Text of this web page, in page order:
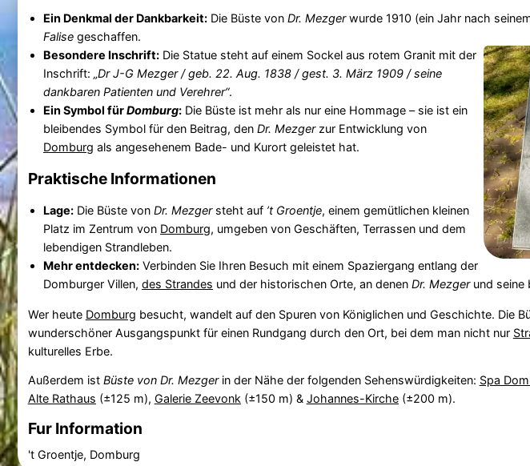
Ein Denkmal der Dankbarkeit:Die Büste von Dr. Mezgerwurde 1910 (ein Jahr nach
Falisegeschaffen.
Besondere Inschrift:Die Statue steht auf einem Sockel aus rotem Granit mit der
Inschrift: „Dr J-G Mezger / geb. 22. Aug. 1838 / gest. 3. März 1909 / seine
dankbaren Patienten und Verehrer“.
Ein Symbol fürDomburg:Die Büste ist mehr als nur eine Hommage – sie ist ein
bleibendes Symbol für den Beitrag, den Dr. Mezgerzur Entwicklung von
Domburg als angesehenem Bade- und Kurort geleistet hat.
Praktische Informationen
Lage:Die Büste von Dr. Mezgersteht auf ’t Groentje, einem gemütlichen kleinen
Platz im Zentrum von Domburg, umgeben von Geschäften, Terrassen und dem
lebendigen Strandleben.
Mehr entdecken:Verbinden Sie Ihren Besuch mit einem Spaziergang entlang der
Domburger Villen, des Strandes und der historischen Orte, an denen Dr. Mezgerund seine
Wer heute Domburg besucht, wandelt auf den Spuren von Königlichen und Geschichte. Die
wunderschöner Ausgangspunkt für einen Rundgang durch den Ort, bei dem man nicht nur
kulturelles Erbe.
Außerdem ist Büste von Dr. Mezgerin der Nähe der folgenden Sehenswürdigkeiten: Spa
Alte Rathaus (±125 m), Galerie Zeevonk (±150 m) & Johannes-Kirche(±200 m).
Fur Information
't Groentje, Domburg